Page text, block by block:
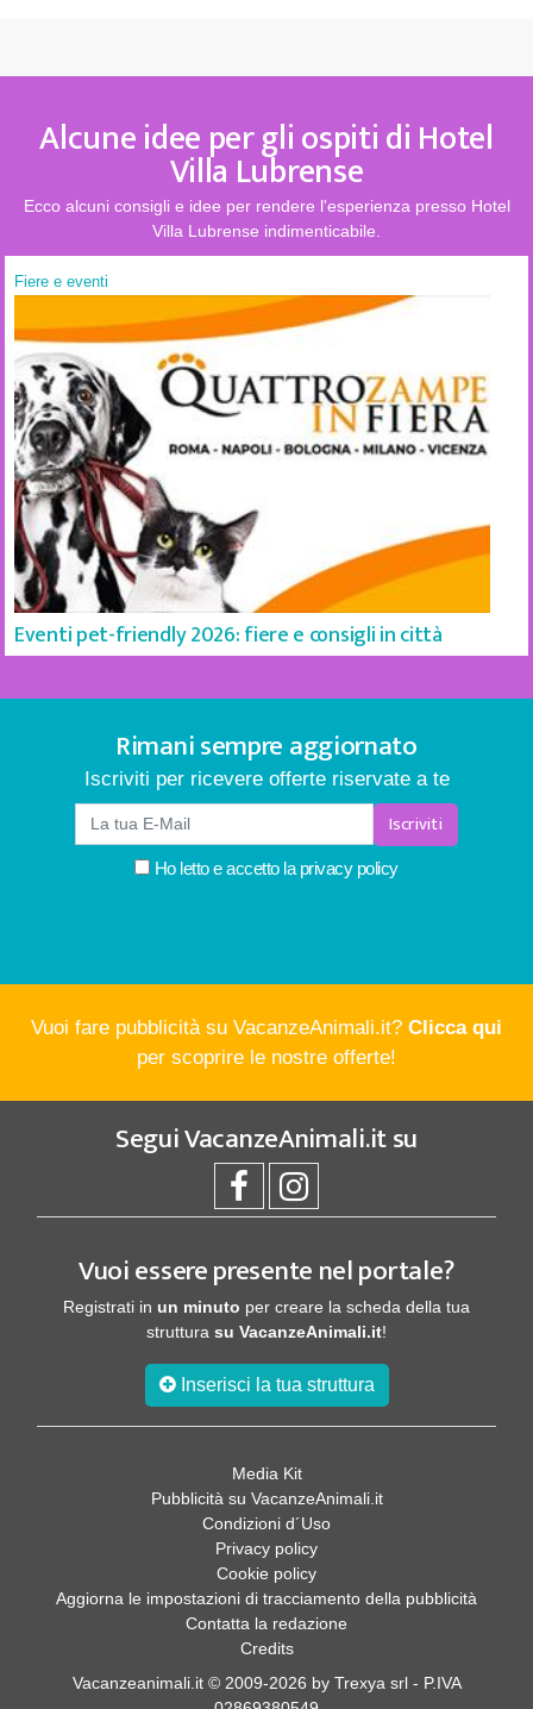
Alcune idee per gli ospiti di Hotel
Villa Lubrense
Ecco alcuni consigli e idee per rendere l'esperienza presso Hotel
Villa Lubrense indimenticabile.
Fiere e eventi
Eventi pet-friendly 2026: fiere e consigli in città
Rimani sempre aggiornato
Iscriviti per ricevere offerte riservate a te
Iscriviti
Ho letto e accetto la privacy policy
Vuoi fare pubblicità su VacanzeAnimali.it? Clicca qui
per scoprire le nostre offerte!
SeguiVacanzeAnimali.itsu
Vuoi essere presente nel portale?
Registrati in un minuto per creare la scheda della tua
struttura su VacanzeAnimali.it!
Inserisci la tua struttura
Media Kit
Pubblicità su VacanzeAnimali.it
Condizioni d´Uso
Privacy policy
Cookie policy
Aggiorna le impostazioni di tracciamento della pubblicità
Contatta la redazione
Credits
Vacanzeanimali.it © 2009-2026 by Trexya srl - P.IVA